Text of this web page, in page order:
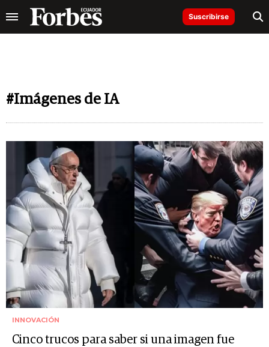
Suscribirse
#Imágenes de IA
INNOVACIÓN
Cinco trucos para saber si una imagen fue